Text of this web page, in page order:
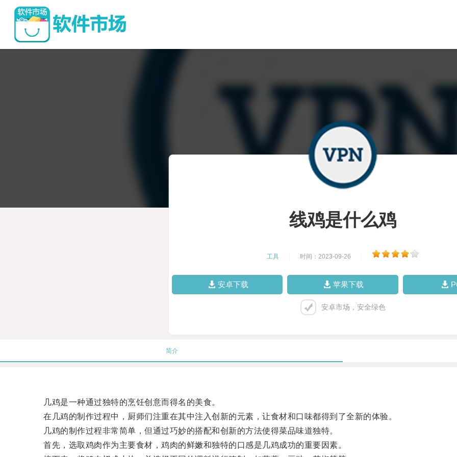
线鸡是什么鸡
工具 时间：2023-09-26
安卓下载 苹果下载
安卓市场，安全绿色
简介
几鸡是一种通过独特的烹饪创意而得名的美食。
在几鸡的制作过程中，厨师们注重在其中注入创新的元素，让食材和口味都得到了全新的体验。
几鸡的制作过程非常简单，但通过巧妙的搭配和创新的方法使得菜品味道独特。
首先，选取鸡肉作为主要食材，鸡肉的鲜嫩和独特的口感是几鸡成功的重要因素。